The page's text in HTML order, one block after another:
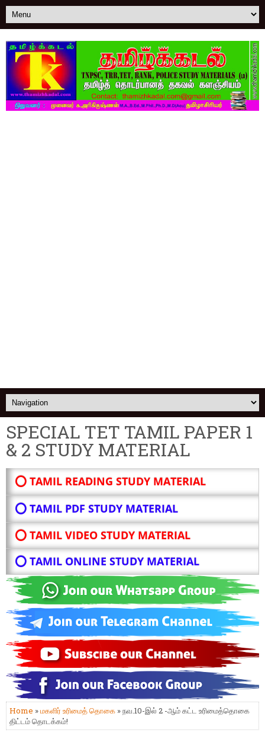
SPECIAL TET TAMIL PAPER 1
& 2 STUDY MATERIAL
⭕ TAMIL READING STUDY MATERIAL
⭕ TAMIL PDF STUDY MATERIAL
⭕ TAMIL VIDEO STUDY MATERIAL
⭕ TAMIL ONLINE STUDY MATERIAL
Home »மகளிர் உரிமைத் தொகை » நவ.10-இல் 2 -ஆம் கட்ட உரிமைத்தொகை
திட்டம் தொடக்கம்!